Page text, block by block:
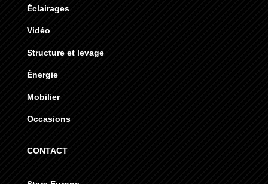
Éclairages
Vidéo
Structure et levage
Énergie
Mobilier
Occasions
CONTACT